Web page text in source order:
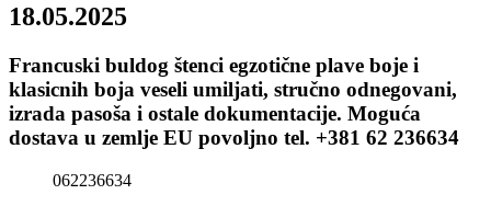
18.05.2025
Francuski buldog štenci egzotične plave boje i
klasicnih boja veseli umiljati, stručno odnegovani,
izrada pasoša i ostale dokumentacije. Moguća
dostava u zemlje EU povoljno tel. +381 62 236634
062236634